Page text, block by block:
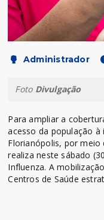
Administrador
Foto Divulgação
Para ampliar a
acesso da população
Florianópolis, por meio
realiza neste sábado
Influenza. A
Centros de Saúde